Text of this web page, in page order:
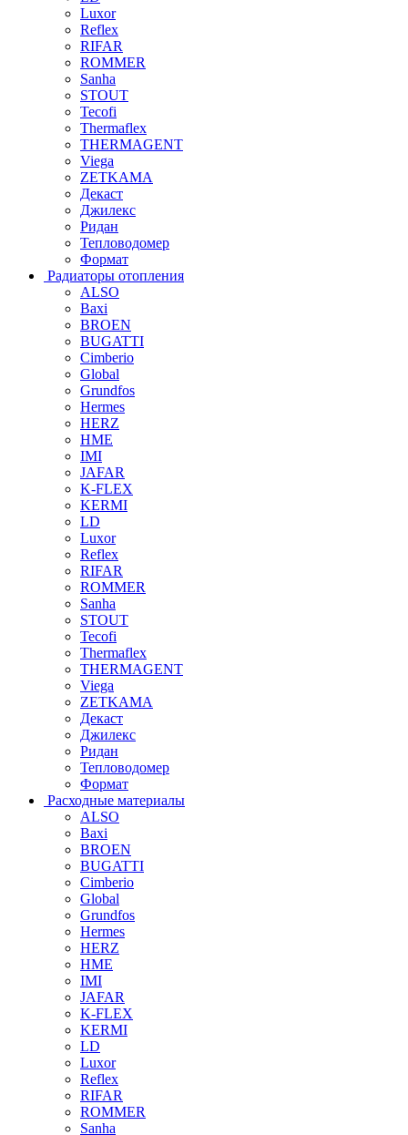
Luxor
Reflex
RIFAR
ROMMER
Sanha
STOUT
Tecofi
Thermaflex
THERMAGENT
Viega
ZETKAMA
Декаст
Джилекс
Ридан
Тепловодомер
Формат
Радиаторы отопления
ALSO
Baxi
BROEN
BUGATTI
Cimberio
Global
Grundfos
Hermes
HERZ
HME
IMI
JAFAR
K-FLEX
KERMI
LD
Luxor
Reflex
RIFAR
ROMMER
Sanha
STOUT
Tecofi
Thermaflex
THERMAGENT
Viega
ZETKAMA
Декаст
Джилекс
Ридан
Тепловодомер
Формат
Расходные материалы
ALSO
Baxi
BROEN
BUGATTI
Cimberio
Global
Grundfos
Hermes
HERZ
HME
IMI
JAFAR
K-FLEX
KERMI
LD
Luxor
Reflex
RIFAR
ROMMER
Sanha